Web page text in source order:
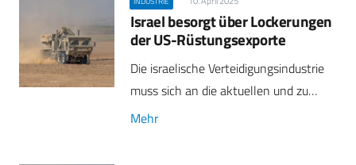
Israel besorgt über Lockerungen
der US-Rüstungsexporte
Die israelische Verteidigungsindustrie
muss sich an die aktuellen und zu…
Mehr